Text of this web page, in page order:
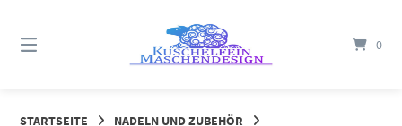
Inhalt
0
STARTSEITE
NADELN UND ZUBEHÖR